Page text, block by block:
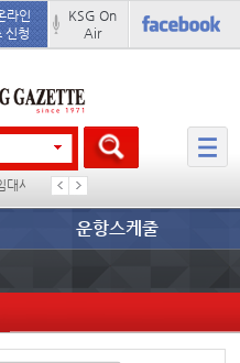
라인
신청
KSG On
Air
대사 석도
운항스케줄